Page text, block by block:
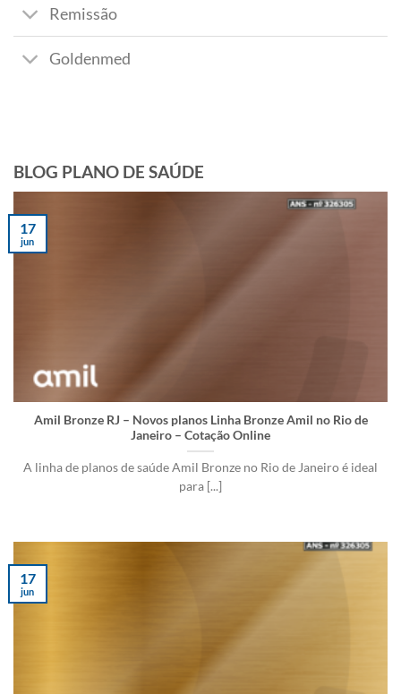
Remissão
Goldenmed
BLOG PLANO DE SAÚDE
Amil Bronze RJ – Novos planos Linha Bronze Amil no Rio de
Janeiro – Cotação Online
A linha de planos de saúde Amil Bronze no Rio de Janeiro é ideal
para [...]
17
jun
17
jun